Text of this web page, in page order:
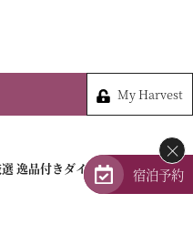
My Harvest
My Harvest
逸品付きダイニングブッフェ
×
宿泊予約